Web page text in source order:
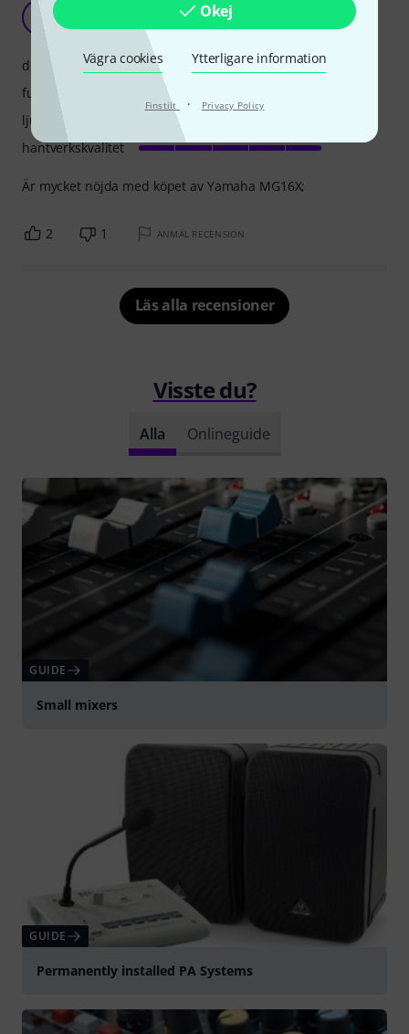
Okej
Vägra cookies Ytterligare information
Finstilt · Privacy Policy
Lysande mixer för mindre band/spelningar
Anonym 05.03.2023
Är mycket nöjda med köpet av Yamaha MG16X;
drift
funktioner
ljud
hantverkskvalitet
2 1 ANMÄL RECENSION
Läs alla recensioner
Visste du?
Alla Onlineguide
GUIDE
Small mixers
GUIDE
Permanently installed PA Systems